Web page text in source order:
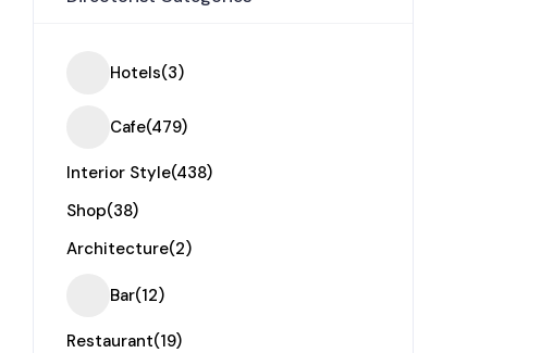
Hotels(3)
Cafe(479)
Interior Style(438)
Shop(38)
Architecture(2)
Bar(12)
Restaurant(19)